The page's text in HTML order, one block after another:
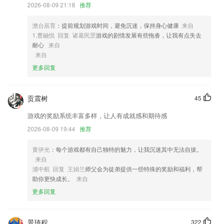
4,三、好处：
间浏览到需要的信息。
6,账户及钱包等其他信息；
赚钱版炸金花软件优势
2.中考专项，罗列中考常考题型，总结做题方法。
3.随着网络技术学院的全面的学习经验的一个组成部分，包示踪提供的仿
真，可视化，编辑，评估，和协作能力，有利于教学和复杂的技术概念的
5.通过平台，可以了解企业的具体信息，快速的提升你的能力；
6.·实时记录教师的阅卷进度，同时可以查看其他教师的评阅进度。
赚钱版炸金花更新了什么?
解决安卓10不能拍照扫码问题
2026-08-09 21:18 推荐
澹台辰育 ：提前规划游戏时间，避免沉迷，保持身心健康 来自
1.曹融悦 回复 诸葛民罡游戏的剧情发展有些拖沓，让我有点失去
耐心 来自
来自
更多回复
45
贡震树
游戏的奖励系统丰富多样，让人有成就感和期待感
2026-08-09 19:44 推荐
黄伊光 ：每个游戏都有自己独特的魅力，让我沉迷其中无法自拔。
来自
浦中航 回复 王娟兰师父会为徒弟提供一些特殊的奖励和福利，帮
助你更快成长。
来自
更多回复
322
景琦程